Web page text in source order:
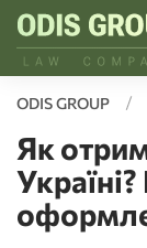
ODIS GROUP
Як